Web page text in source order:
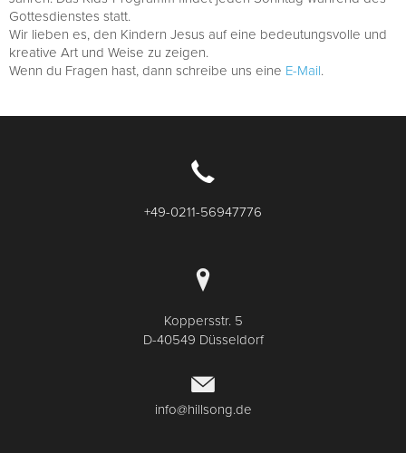
Gottesdienstes statt.
Wir lieben es, den Kindern Jesus auf eine bedeutungsvolle und
kreative Art und Weise zu zeigen.
Wenn du Fragen hast, dann schreibe uns eine E-Mail.
+49-0211-56947776
Koppersstr. 5
D-40549 Düsseldorf
info@hillsong.de